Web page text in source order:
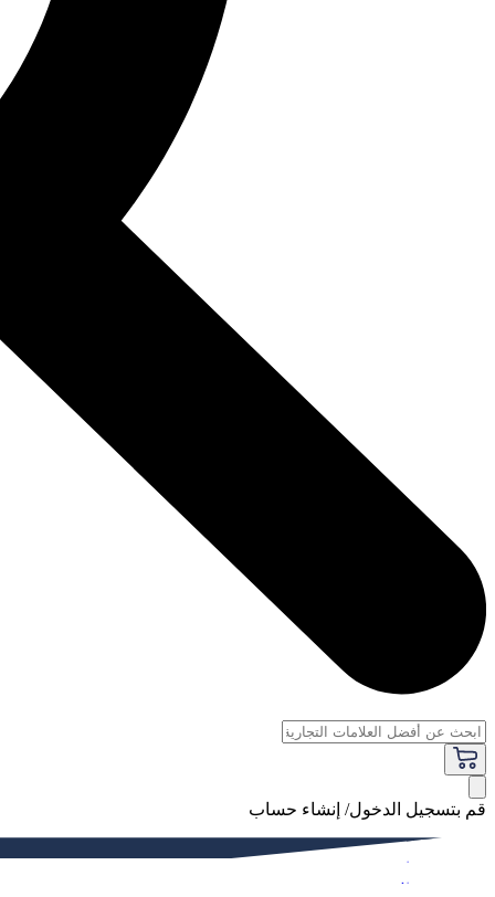
قم بتسجيل الدخول/ إنشاء حساب
فاخر
النساء
الرجال